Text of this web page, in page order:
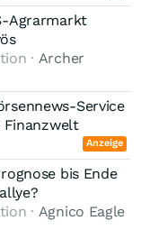
Agrarmarkt
· Archer
Service
Finanzwelt
Anzeige
bis Ende
· Agnico Eagle